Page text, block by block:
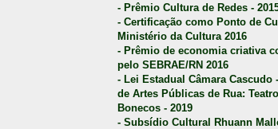
- Prêmio Cultura de Redes -
- Certificação como Ponto de
Ministério da Cultura 2016
- Prêmio de economia criativa
pelo SEBRAE/RN 2016
- Lei Estadual Câmara Cascudo
de Artes Públicas de Rua:
Bonecos - 2019
- Subsídio Cultural Rhuann